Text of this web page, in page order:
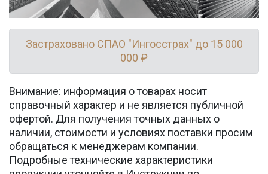
Застраховано СПАО "Ингосстрах" до 15 000
000 ₽
Внимание: информация о товарах носит
справочный характер и не является публичной
офертой. Для получения точных данных о
наличии, стоимости и условиях поставки просим
обращаться к менеджерам компании.
Подробные технические характеристики